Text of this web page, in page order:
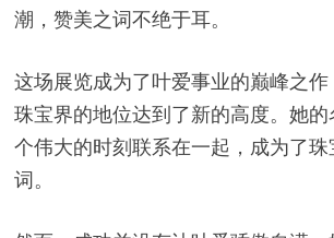
潮，赞美之词不绝于耳。
这场展览成为了叶爱事业的巅峰之
珠宝界的地位达到了新的高度。她
个伟大的时刻联系在一起，成为了珠
词。